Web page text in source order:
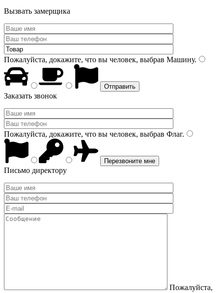
Вызвать замерщика
Пожалуйста, докажите, что вы человек, выбрав Машину.
Заказать звонок
Пожалуйста, докажите, что вы человек, выбрав Флаг.
Письмо директору
Пожалуйста,